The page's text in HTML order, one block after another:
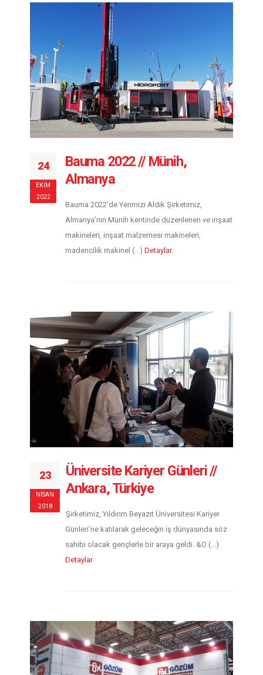
24
EKIM
2022
Bauma 2022 // Münih,
Almanya
Bauma 2022’de Yerimizi Aldık Şirketimiz,
Almanya’nın Münih kentinde düzenlenen ve inşaat
makineleri, inşaat malzemesi makineleri,
madencilik makinel (...) Detaylar
23
NISAN
2018
Üniversite Kariyer Günleri //
Ankara, Türkiye
Şirketimiz, Yıldırım Beyazıt Üniversitesi Kariyer
Günleri’ne katılarak geleceğin iş dünyasında söz
sahibi olacak gençlerle bir araya geldi. &O (...)
Detaylar